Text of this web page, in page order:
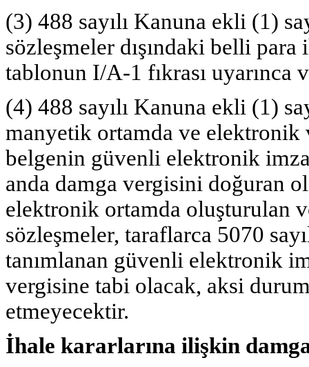
(3) 488 sayılı Kanuna ekli (1)
sözleşmeler dışındaki belli
tablonun I/A-1 fıkrası uyarınca
(4) 488 sayılı Kanuna ekli (1)
manyetik ortamda ve
belgenin güvenli elektronik
anda damga vergisini doğuran
elektronik ortamda oluşturulan
sözleşmeler, taraflarca 5070
tanımlanan güvenli elektronik
vergisine tabi olacak, aksi
etmeyecektir.
İhale kararlarına ilişkin